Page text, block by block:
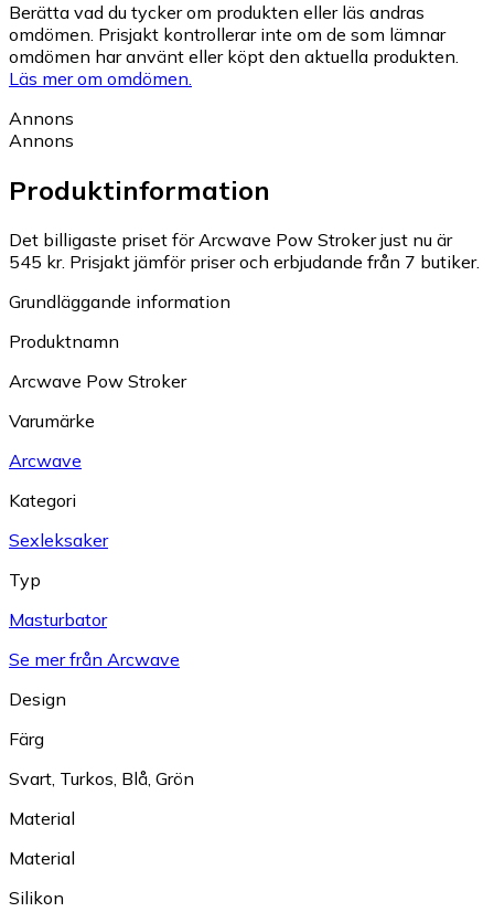
Berätta vad du tycker om produkten eller läs andras
omdömen. Prisjakt kontrollerar inte om de som lämnar
omdömen har använt eller köpt den aktuella produkten.
Läs mer om omdömen.
Annons
Annons
Produktinformation
Det billigaste priset för Arcwave Pow Stroker just nu är
545 kr. Prisjakt jämför priser och erbjudande från 7 butiker.
Grundläggande information
Produktnamn
Arcwave Pow Stroker
Varumärke
Arcwave
Kategori
Sexleksaker
Typ
Masturbator
Se mer från Arcwave
Design
Färg
Svart, Turkos, Blå, Grön
Material
Material
Silikon